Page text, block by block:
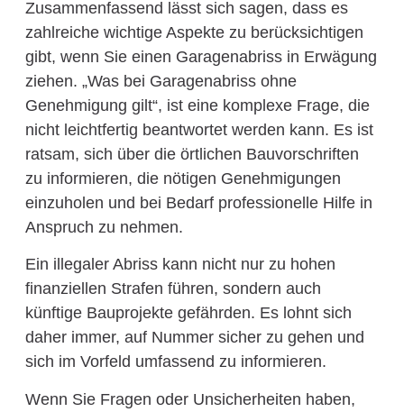
Zusammenfassend lässt sich sagen, dass es
zahlreiche wichtige Aspekte zu berücksichtigen
gibt, wenn Sie einen Garagenabriss in Erwägung
ziehen. „Was bei Garagenabriss ohne
Genehmigung gilt“, ist eine komplexe Frage, die
nicht leichtfertig beantwortet werden kann. Es ist
ratsam, sich über die örtlichen Bauvorschriften
zu informieren, die nötigen Genehmigungen
einzuholen und bei Bedarf professionelle Hilfe in
Anspruch zu nehmen.
Ein illegaler Abriss kann nicht nur zu hohen
finanziellen Strafen führen, sondern auch
künftige Bauprojekte gefährden. Es lohnt sich
daher immer, auf Nummer sicher zu gehen und
sich im Vorfeld umfassend zu informieren.
Wenn Sie Fragen oder Unsicherheiten haben,